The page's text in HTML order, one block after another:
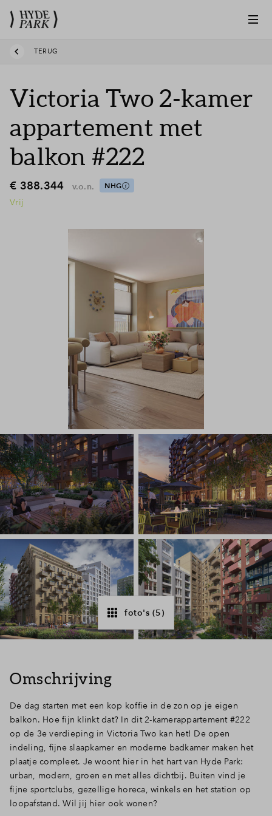
Inloggen
TERUG
Victoria Two 2-kamer
appartement met
balkon #222
€ 388.344 v.o.n. NHG
Vrij
foto's (5)
Omschrijving
De dag starten met een kop koffie in de zon op je eigen
balkon. Hoe fijn klinkt dat? In dit 2-kamerappartement #222
op de 3e verdieping in Victoria Two kan het! De open
indeling, fijne slaapkamer en moderne badkamer maken het
plaatje compleet. Je woont hier in het hart van Hyde Park:
urban, modern, groen en met alles dichtbij. Buiten vind je
fijne sportclubs, gezellige horeca, winkels en het station op
loopafstand. Wil jij hier ook wonen?